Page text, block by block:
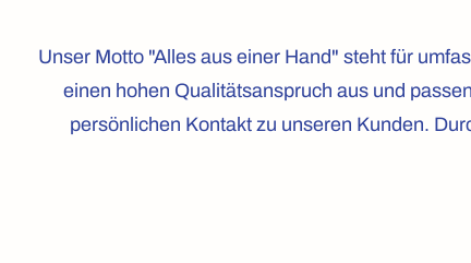
Unser Motto "Alles aus einer Hand" steht für
einen hohen Qualitätsanspruch aus und
persönlichen Kontakt zu unseren Kunden.